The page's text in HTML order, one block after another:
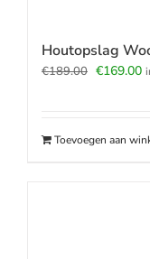
Houtopslag
€189.00 €169.00
Toevoegen aan